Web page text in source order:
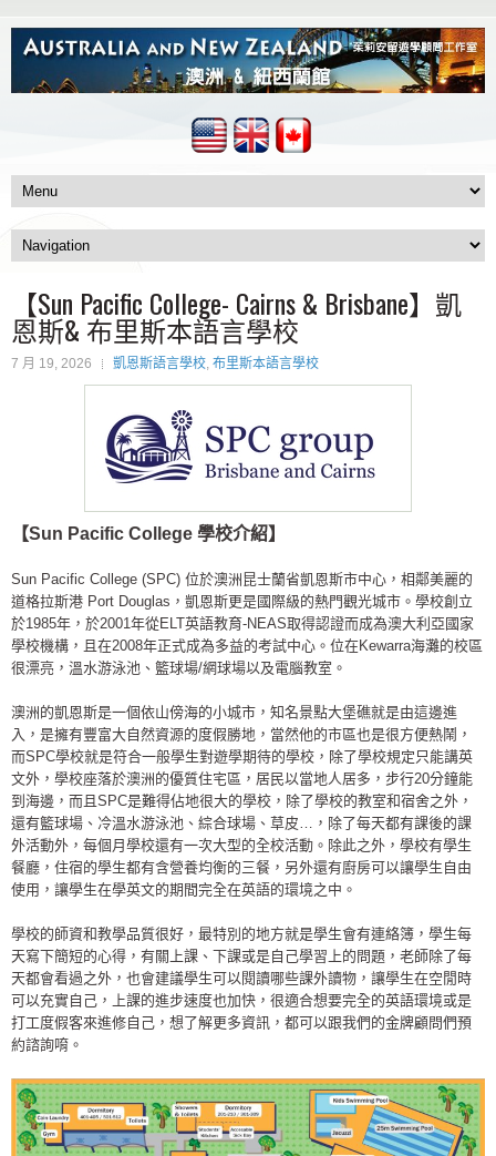
【Sun Pacific College- Cairns & Brisbane】凱
恩斯& 布里斯本語言學校
7 月 19, 2026 凱恩斯語言學校, 布里斯本語言學校
【Sun Pacific College 學校介紹】
Sun Pacific College (SPC) 位於澳洲昆士蘭省凱恩斯市中心，相鄰美麗的
道格拉斯港 Port Douglas，凱恩斯更是國際級的熱門觀光城市。學校創立
於1985年，於2001年從ELT英語教育-NEAS取得認證而成為澳大利亞國家
學校機構，且在2008年正式成為多益的考試中心。位在Kewarra海灘的校區
很漂亮，溫水游泳池、籃球場/網球場以及電腦教室。
澳洲的凱恩斯是一個依山傍海的小城市，知名景點大堡礁就是由這邊進
入，是擁有豐富大自然資源的度假勝地，當然他的市區也是很方便熱鬧，
而SPC學校就是符合一般學生對遊學期待的學校，除了學校規定只能講英
文外，學校座落於澳洲的優質住宅區，居民以當地人居多，步行20分鐘能
到海邊，而且SPC是難得佔地很大的學校，除了學校的教室和宿舍之外，
還有籃球場、冷溫水游泳池、綜合球場、草皮…，除了每天都有課後的課
外活動外，每個月學校還有一次大型的全校活動。除此之外，學校有學生
餐廳，住宿的學生都有含營養均衡的三餐，另外還有廚房可以讓學生自由
使用，讓學生在學英文的期間完全在英語的環境之中。
學校的師資和教學品質很好，最特別的地方就是學生會有連絡簿，學生每
天寫下簡短的心得，有關上課、下課或是自己學習上的問題，老師除了每
天都會看過之外，也會建議學生可以閱讀哪些課外讀物，讓學生在空閒時
可以充實自己，上課的進步速度也加快，很適合想要完全的英語環境或是
打工度假客來進修自己，想了解更多資訊，都可以跟我們的金牌顧問們預
約諮詢唷。